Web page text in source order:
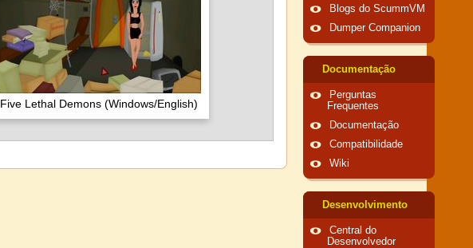
Five Lethal Demons (Windows/English)
Blogs do ScummVM
Dumper Companion
Documentação
Perguntas
Frequentes
Documentação
Compatibilidade
Wiki
Desenvolvimento
Central do
Desenvolvedor